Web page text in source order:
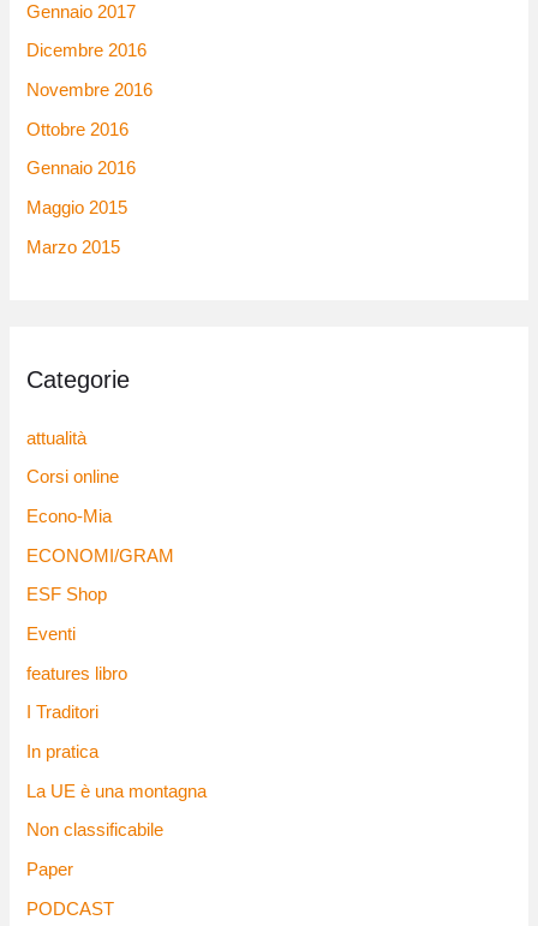
Gennaio 2017
Dicembre 2016
Novembre 2016
Ottobre 2016
Gennaio 2016
Maggio 2015
Marzo 2015
Categorie
attualità
Corsi online
Econo-Mia
ECONOMI/GRAM
ESF Shop
Eventi
features libro
I Traditori
In pratica
La UE è una montagna
Non classificabile
Paper
PODCAST